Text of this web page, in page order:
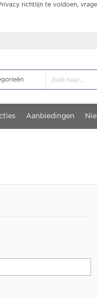
richtlijn te voldoen,
Aanbiedingen